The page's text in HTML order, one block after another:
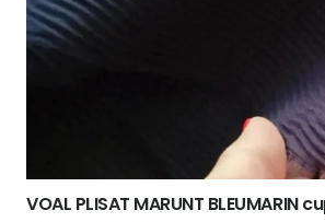
VOAL PLISAT MARUNT BLEUMARIN